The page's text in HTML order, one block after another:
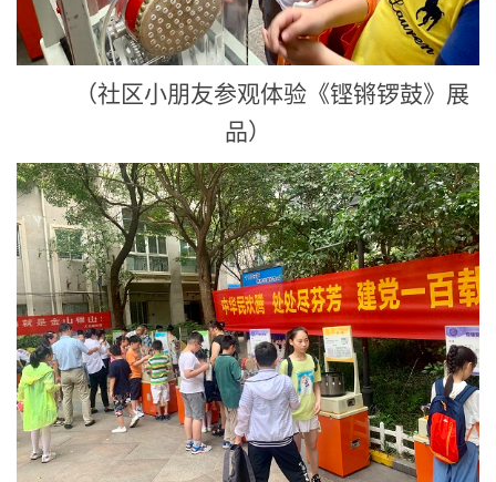
（社区小朋友参观体验《铿锵锣鼓》展
品）